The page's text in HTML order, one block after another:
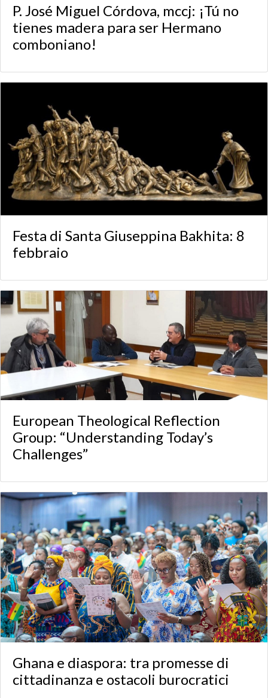
P. José Miguel Córdova, mccj: ¡Tú no
tienes madera para ser Hermano
comboniano!
Festa di Santa Giuseppina Bakhita: 8
febbraio
European Theological Reflection
Group: “Understanding Today’s
Challenges”
Ghana e diaspora: tra promesse di
cittadinanza e ostacoli burocratici